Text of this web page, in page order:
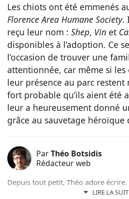
Les chiots ont été emmenés
Florence Area Humane Society.
reçu leur nom : Shep, Vin et
disponibles à l’adoption. Ce
l’occasion de trouver une
attentionnée, car même si les
leur présence au parc restent
fort probable qu’ils aient été
leur a heureusement donné
grâce au sauvetage héroïque
ParThéo Botsidis
Rédacteur web
LIRE LA
Depuis tout petit, Théo adore
rédacteur web, il partage avec